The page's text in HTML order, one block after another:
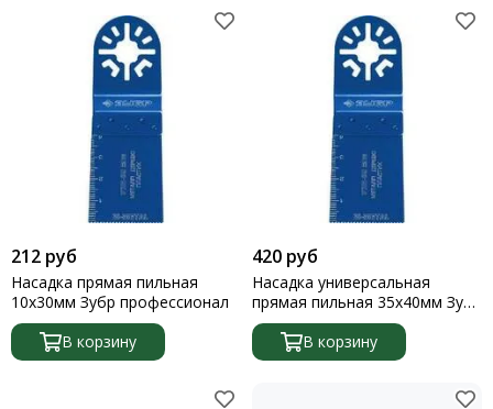
212 руб
Насадка прямая пильная
10х30мм Зубр профессионал
В корзину
420 руб
Насадка универсальная
прямая пильная 35х40мм Зубр
профессионал
В корзину